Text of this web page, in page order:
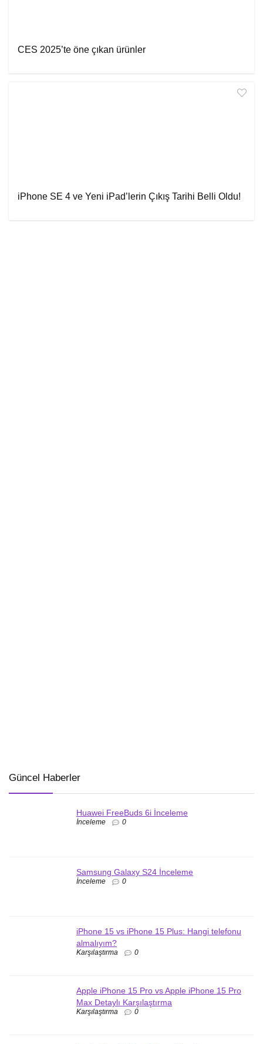
CES 2025’te öne çıkan ürünler
iPhone SE 4 ve Yeni iPad’lerin Çıkış Tarihi Belli Oldu!
Güncel Haberler
Huawei FreeBuds 6i İnceleme
İnceleme 0
Samsung Galaxy S24 İnceleme
İnceleme 0
iPhone 15 vs iPhone 15 Plus: Hangi telefonu
almalıyım?
Karşılaştırma 0
Apple iPhone 15 Pro vs Apple iPhone 15 Pro
Max Detaylı Karşılaştırma
Karşılaştırma 0